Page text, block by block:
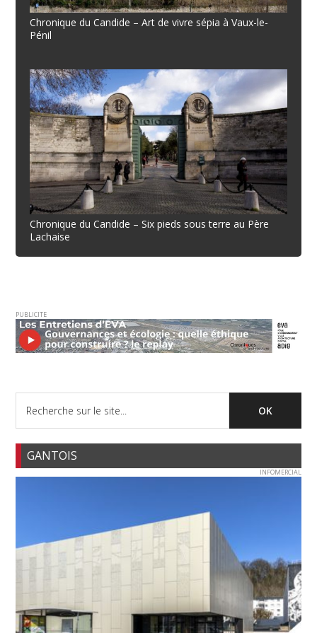
Chronique du Candide – Art de vivre sépia à Vaux-le-
Pénil
Chronique du Candide – Six pieds sous terre au Père
Lachaise
PUBLICITE
GANTOIS
INFOMERCIAL